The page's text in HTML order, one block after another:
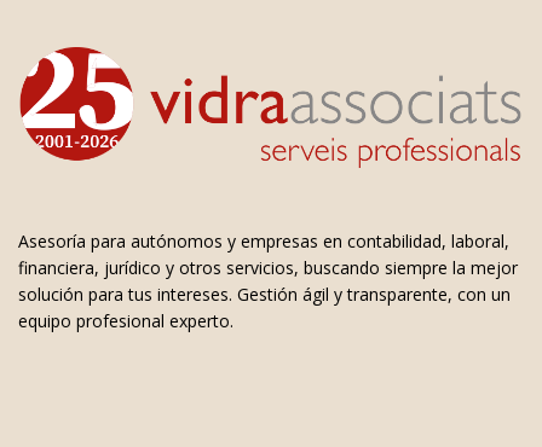
Asesoría para autónomos y empresas en contabilidad, laboral,
financiera, jurídico y otros servicios, buscando siempre la mejor
solución para tus intereses. Gestión ágil y transparente, con un
equipo profesional experto.